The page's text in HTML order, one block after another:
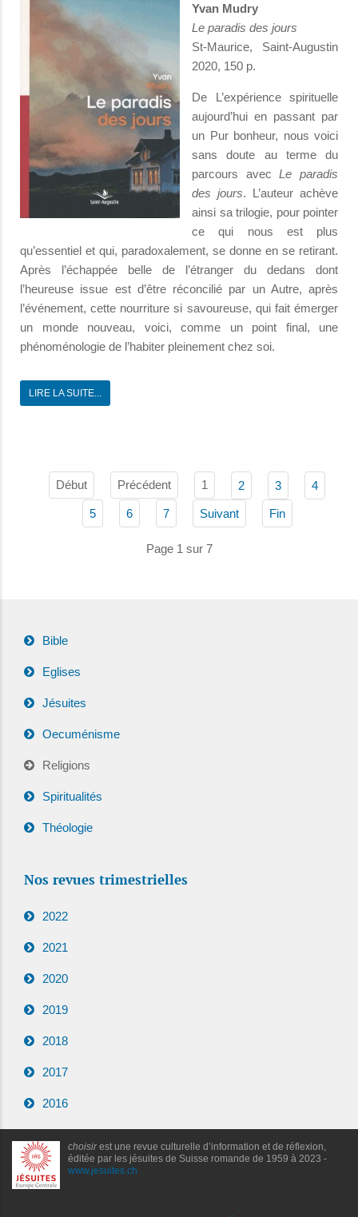
Yvan Mudry
Le paradis des jours
St-Maurice, Saint-Augustin
2020, 150 p.
De L’expérience spirituelle
aujourd’hui en passant par
un Pur bonheur, nous voici
sans doute au terme du
parcours avecLe paradis
des jours. L’auteur achève
ainsi sa trilogie, pour pointer
ce qui nous est plus
qu’essentiel et qui, paradoxalement, se donne en se retirant.
Après l’échappée belle de l’étranger du dedans dont
l’heureuse issue est d’être réconcilié par un Autre, après
l’événement, cette nourriture si savoureuse, qui fait émerger
un monde nouveau, voici, comme un point final, une
phénoménologie de l’habiter pleinement chez soi.
LIRE LA SUITE...
Début Précédent 1 2 3 4
5 6 7 Suivant Fin
Page 1 sur 7
Bible
Eglises
Jésuites
Oecuménisme
Religions
Spiritualités
Théologie
Nos revues trimestrielles
2022
2021
2020
2019
2018
2017
2016
choisirest une revue culturelle d’information et de réflexion,
éditée par les jésuites de Suisse romande de 1959 à 2023 -
www.jesuites.ch